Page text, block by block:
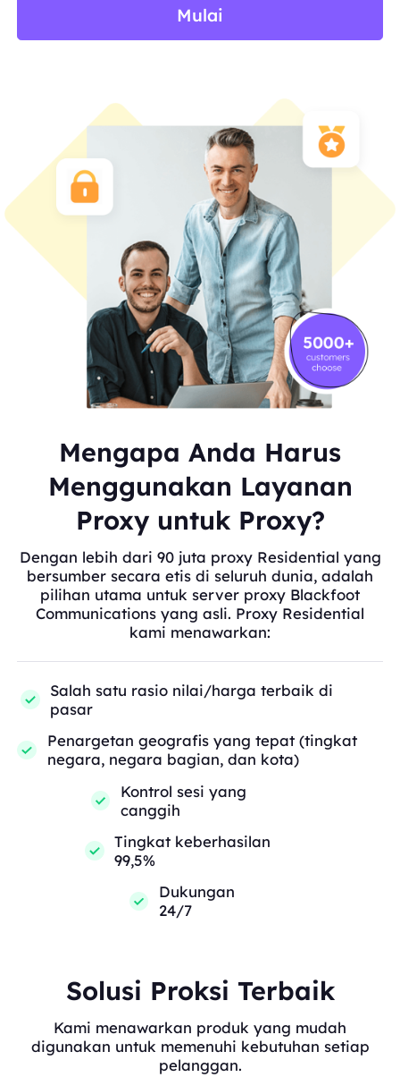
Mulai
Mengapa Anda Harus
Menggunakan Layanan
Proxy untuk Proxy?
Dengan lebih dari 90 juta proxy Residential yang
bersumber secara etis di seluruh dunia, adalah
pilihan utama untuk server proxy Blackfoot
Communications yang asli. Proxy Residential
kami menawarkan:
Salah satu rasio nilai/harga terbaik di
pasar
Penargetan geografis yang tepat (tingkat
negara, negara bagian, dan kota)
Kontrol sesi yang
canggih
Tingkat keberhasilan
99,5%
Dukungan
24/7
Solusi Proksi Terbaik
Kami menawarkan produk yang mudah
digunakan untuk memenuhi kebutuhan setiap
pelanggan.